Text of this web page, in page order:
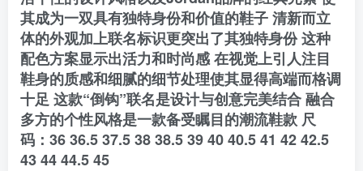
其成为一双具有独特身份和价值的鞋子 清新而立
体的外观加上联名标识更突出了其独特身份 这种
配色方案显示出活力和时尚感 在视觉上引人注目
鞋身的质感和细腻的细节处理使其显得高端而格调
十足 这款“倒钩”联名是设计与创意完美结合 融合
多方的个性风格是一款备受瞩目的潮流鞋款 尺
码：36 36.5 37.5 38 38.5 39 40 40.5 41 42 42.5
43 44 44.5 45